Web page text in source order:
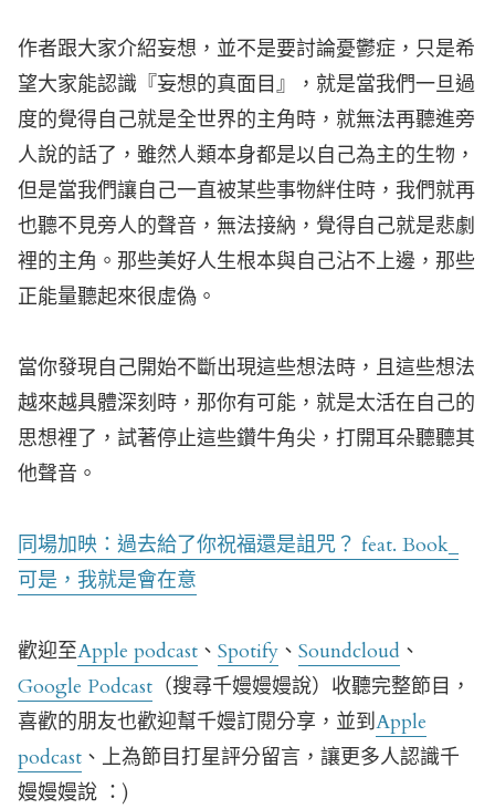
作者跟大家介紹妄想，並不是要討論憂鬱症，只是希
望大家能認識 『妄想的真面目』，就是當我們一旦過
度的覺得自己就是全世界的主角時，就無法再聽進旁
人說的話了，雖然人類本身都是以自己為主的生物，
但是當我們讓自己一直被某些事物絆住時，我們就再
也聽不見旁人的聲音，無法接納，覺得自己就是悲劇
裡的主角。 那些美好人生根本與自己沾不上邊，那些
正能量聽起來很虛偽。
當你發現自己開始不斷出現這些想法時，且這些想法
越來越具體深刻時，那你有可能，就是太活在自己的
思想裡了，試著停止這些鑽牛角尖，打開耳朵聽聽其
他聲音。
同場加映：過去給了你祝福還是詛咒？ feat. Book_
可是，我就是會在意
歡迎至Apple podcast 、 Spotify 、 Soundcloud 、
Google Podcast （搜尋千嫚嫚嫚說）收聽完整節目，
喜歡的朋友也歡迎幫千嫚訂閱分享，並到Apple
podcast 、上為節目打星評分留言，讓更多人認識千
嫚嫚嫚說 ：)